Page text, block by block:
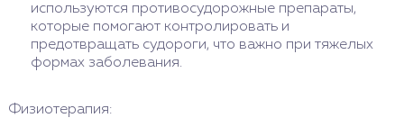
используются противосудорожные препараты,
которые помогают контролировать и
предотвращать судороги, что важно при тяжелых
формах заболевания.
Физиотерапия: